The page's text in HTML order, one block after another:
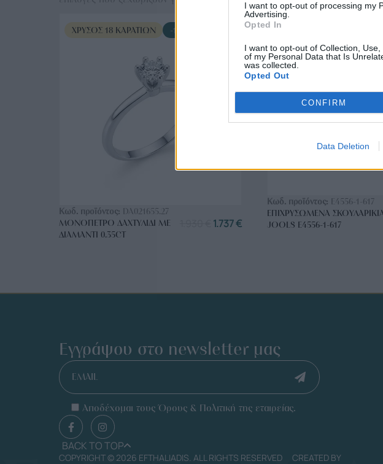
I want to opt-out of processing my
Advertising.
Opted In
I want to opt-out of Collection,
of my Personal Data that Is
was collected.
Opted Out
CONFIRM
Data Deletion
ΧΡΥΣΌΣ 18 ΚΑΡΑΤΊΩΝ -10%
Κωδ. προϊόντος: DA021655.27
ΜΟΝΌΠΕΤΡΟ ΔΑΧΤΥΛΊΔΙ ΜΕ
ΔΙΑΜΆΝΤΙ 0.35CT
1.737€
BRASS
Κωδ. προϊόντος: E4556-1-617
ΕΠΙΧΡΥΣΩΜΈΝΑ
JOOLS E4556-1-617
Εγγράψου στο newsletter μας
EMAIL
Αποδέχομαι τους Όρους & Πολιτική της εταιρείας.
BACK TO TOP
COPYRIGHT © 2026 EFTHALIADIS. ALL RIGHTS RESERVED CREATED BY